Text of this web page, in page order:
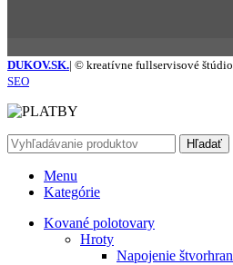
DUKOV.SK.| © kreatívne fullservisové štúdio
SEO
Hľadať
Menu
Kategórie
Kované polotovary
Hroty
Napojenie štvorhran